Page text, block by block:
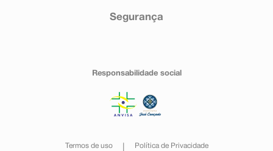
Segurança
Responsabilidade social
Termos de uso Política de Privacidade